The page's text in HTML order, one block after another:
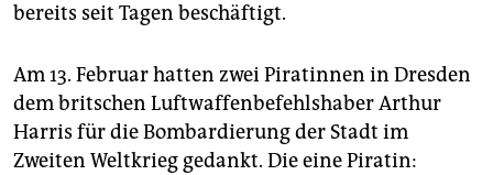
bereits seit Tagen beschäftigt.
Am 13. Februar hatten zwei Piratinnen in Dresden
dem britschen Luftwaffenbefehlshaber Arthur
Harris für die Bombardierung der Stadt im
Zweiten Weltkrieg gedankt. Die eine Piratin: